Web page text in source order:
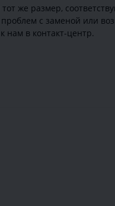
же размер,
с заменой или
нам в контакт-центр.